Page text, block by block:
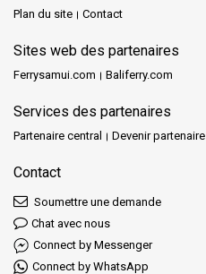
Plan du site
Contact
Sites web des partenaires
Ferrysamui.com Baliferry.com
Services des partenaires
Partenaire central Devenir partenaire
Contact
Soumettre une demande
Chat avec nous
Connect by Messenger
Connect by WhatsApp